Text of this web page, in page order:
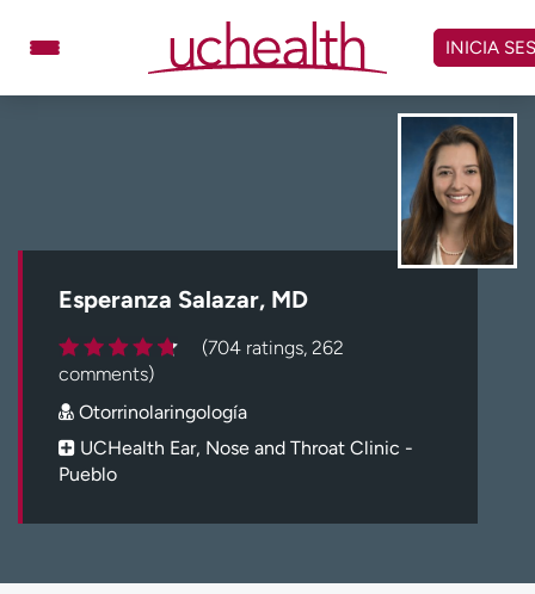
contenido
Programar cita
Carreras
Inicie sesión en My Health Connection
Empleados
Profesionales
INICIA
Esperanza Salazar, MD
(704 ratings, 262
comments)
Otorrinolaringología
UCHealth Ear, Nose and Throat Clinic -
Pueblo